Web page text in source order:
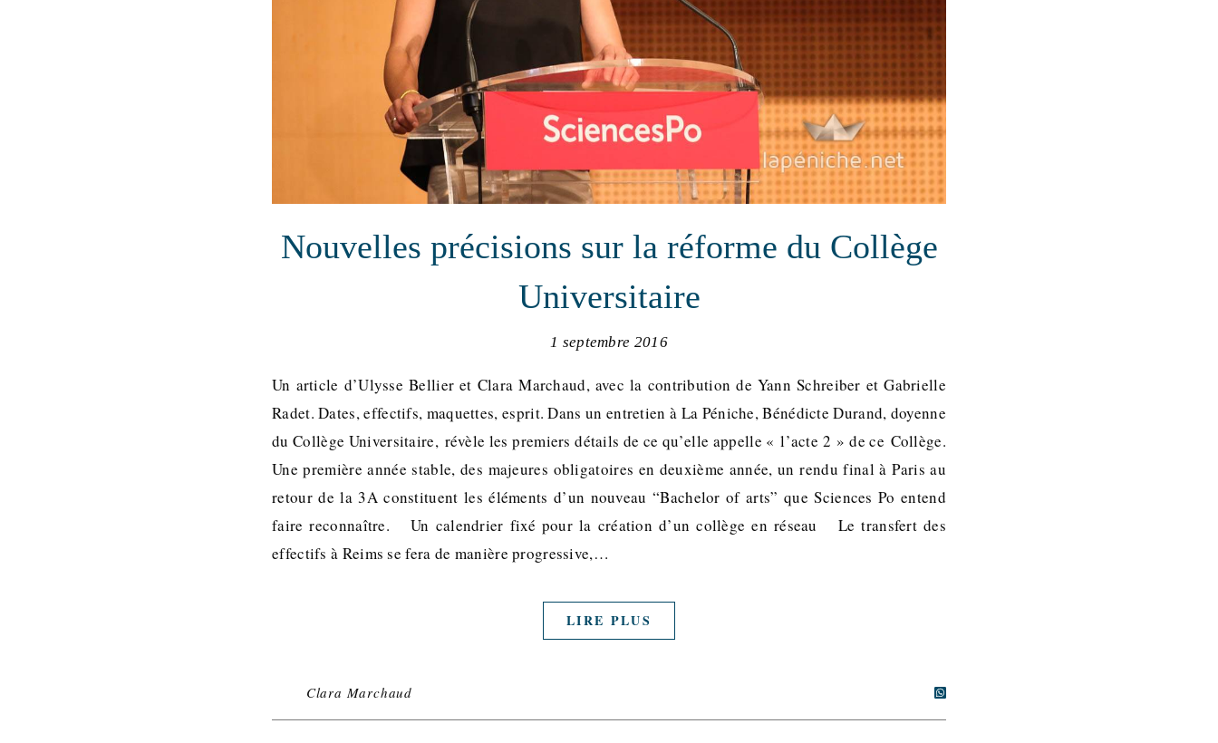
Nouvelles précisions sur la réforme du Collège
Universitaire
1 septembre 2016
Un article d’Ulysse Bellier et Clara Marchaud, avec la contribution de Yann Schreiber et Gabrielle
Radet. Dates, effectifs, maquettes, esprit. Dans un entretien à La Péniche, Bénédicte Durand, doyenne
du Collège Universitaire, révèle les premiers détails de ce qu’elle appelle « l’acte 2 » de ce Collège.
Une première année stable, des majeures obligatoires en deuxième année, un rendu final à Paris au
retour de la 3A constituent les éléments d’un nouveau “Bachelor of arts” que Sciences Po entend
faire reconnaître. Un calendrier fixé pour la création d’un collège en réseau Le transfert des
effectifs à Reims se fera de manière progressive,…
LIRE PLUS
Clara Marchaud